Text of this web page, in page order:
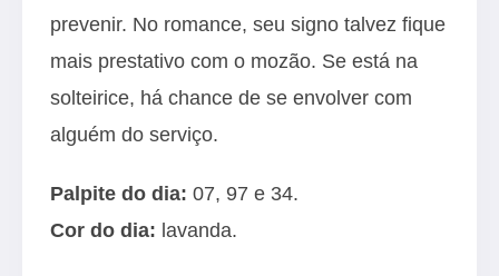
prevenir. No romance, seu signo talvez fique
mais prestativo com o mozão. Se está na
solteirice, há chance de se envolver com
alguém do serviço.
Palpite do dia: 07, 97 e 34.
Cor do dia: lavanda.